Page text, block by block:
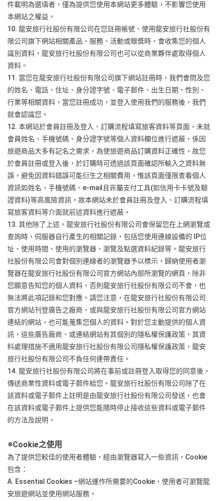
件載明為選填者，僅為提供您使用本網站更多體驗，不影響您使用
本網站之權益。
10. 龍安旅行社股份有限公司在您註冊帳號、使用龍安旅行社股份有
限公司旗下網站相關產品、服務、活動或贈獎時，會收集您的個人
識別資料，龍安旅行社股份有限公司也可以從商業夥伴處取得個人
資料。
11. 當您在龍安旅行社股份有限公司旗下網站註冊時，我們會問及您
的姓名、電話、住址、身分證字號、電子郵件、出生日期、性別、
行業等相關資料，當您註冊成功，並登入使用我們的服務後，我們
就會認識您。
12. 本網站於會員註冊及登入、訂購流程填寫旅客資料等頁面，未就
會員姓名、手機號碼、身分證字號等個人資料欄位進行遮蔽，係因
旅遊商品大多有記名之需求，為使旅遊商品訂購資料正確性，故您
於會員註冊或登入後，於訂購時可透過該頁面確認所輸入之資料無
誤，避免因資料錯誤可能衍生之相關費用，惟該頁面僅限查看個人
資訊如姓名、手機號碼、e-mail且非屬支付工具(如信用卡卡號及驗
證資料)等高風險資訊，故本網站未於會員註冊及登入、訂購流程填
寫旅客資料等介面就前述資料進行遮蔽。
13. 其他除了上述，龍安旅行社股份有限公司會保留您在上網瀏覽或
查詢時，伺服器自行產生的相關記錄，包括您使用連線設備的 IP位
址、使用時間、使用的瀏覽器、瀏覽及點選資料紀錄等。龍安旅行
社股份有限公司會對個別連線者的瀏覽器予以標示，歸納使用者瀏
覽器在龍安旅行社股份有限公司官方網站內部所瀏覽的網頁，除非
您願意告知您的個人資料，否則龍安旅行社股份有限公司不會，也
無法將此項記錄和您對應。請您注意，在龍安旅行社股份有限公司
官方網站刊登廣告之廠商，或與龍安旅行社股份有限公司官方網站
連結的網站，也可能蒐集您個人的資料。對於您主動提供的個人資
訊，這些廣告廠商、或連結網站有其個別的隱私權保護政策，其資
料處理措施不適用龍安旅行社股份有限公司隱私權保護政策，龍安
旅行社股份有限公司不負任何連帶責任。
14. 龍安旅行社股份有限公司將在事前或註冊登入取得您的同意後，
傳送商業性資料或電子郵件給您。龍安旅行社股份有限公司除了在
該資料或電子郵件上註明是由龍安旅行社股份有限公司發送，也會
在該資料或電子郵件上提供您能隨時停止接收這些資料或電子郵件
的方法及說明。
※Cookie之使用
為了提供您較佳的使用者體驗，經由瀏覽器寫入一些資訊，Cookie
包含：
A. Essential Cookies –網站運作所需要的Cookie，使用者可瀏覽龍
安旅遊網站並使用網站服務。